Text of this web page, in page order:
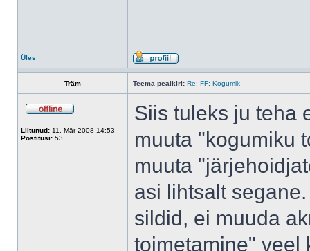
Üles
Träm Teema pealkiri: Re: FF: Kogumik
Liitunud: 11. Mär 2008 14:53
Postitusi: 53
Siis tuleks ju teha
muuta "kogumiku
muuta
asi lihtsalt
sildid, ei muuda
toimetamine" veel